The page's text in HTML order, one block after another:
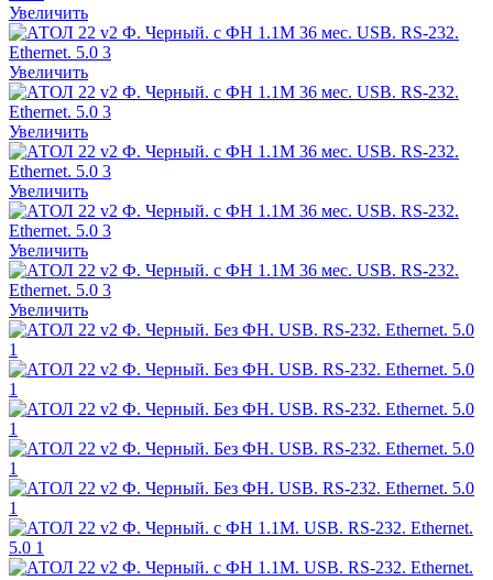
Увеличить
Увеличить
Увеличить
Увеличить
Увеличить
Увеличить